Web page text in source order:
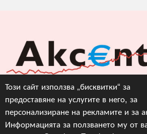
Този сайт използва „бисквитки“ за
предоставяне на услугите в него, за
персонализиране на рекламите и за
Информацията за ползването му от
Акцент БГ ЕООД
info@akcent.bg
Facebook